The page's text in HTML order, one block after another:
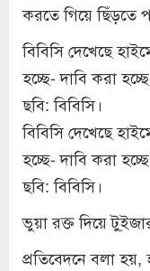
করতে গিয়ে ছিঁড়তে
বিবিসি দেখেছে
হচ্ছে- দাবি করা
ছবি: বিবিসি।
বিবিসি দেখেছে
হচ্ছে- দাবি করা
ছবি: বিবিসি।
ভুয়া রক্ত দিয়ে
প্রতিবেদনে বলা